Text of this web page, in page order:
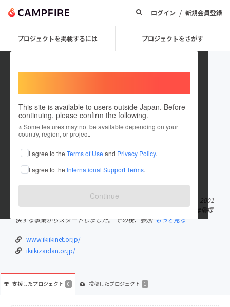
ログイン / 新規会員登録
プロジェクトを掲載するには プロジェクトをさがす
This site is available to users outside Japan. Before
continuing, please confirm the following.
※ Some features may not be available depending on your
country, region, or project.
I agree to the Terms of Use and Privacy Policy.
I agree to the International Support Terms.
Continue
NPOikiikinet
これまでに1件のプロジェクトを投稿しています
在住国：日本 現在地：石川県
出身国：日本 出身地：東京都
認定ＮＰＯ法人いきいきねっと理事長の榎本信哉です。当法人は、2001
年4月6日に、医療情報と医療機関情報をインターネットを使って無償提
供する事業からスタートしました。 その後、参加 もっと見る
www.ikiikinet.or.jp/
ikiikizaidan.or.jp/
支援したプロジェクト 0 投稿したプロジェクト 1